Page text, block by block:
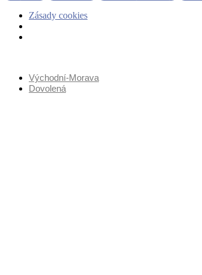
Zásady cookies
obsahuVýchodní-Morava
Dovolená